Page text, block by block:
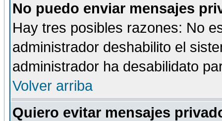
No puedo enviar mensajes
Hay tres posibles razones: No
administrador deshabilito el
administrador ha desabilidato
Volver arriba
Quiero evitar mensajes